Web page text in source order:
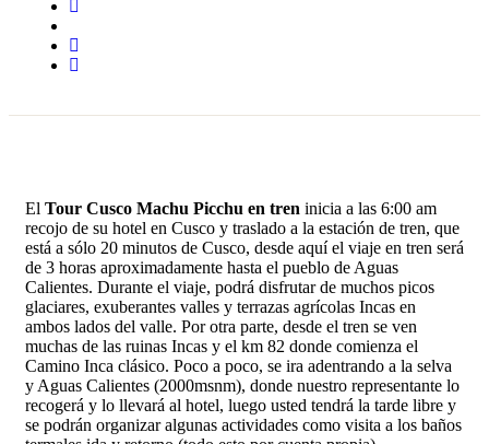
El Tour Cusco Machu Picchu en tren inicia a las 6:00 am
recojo de su hotel en Cusco y traslado a la estación de tren, que
está a sólo 20 minutos de Cusco, desde aquí el viaje en tren será
de 3 horas aproximadamente hasta el pueblo de Aguas
Calientes. Durante el viaje, podrá disfrutar de muchos picos
glaciares, exuberantes valles y terrazas agrícolas Incas en
ambos lados del valle. Por otra parte, desde el tren se ven
muchas de las ruinas Incas y el km 82 donde comienza el
Camino Inca clásico. Poco a poco, se ira adentrando a la selva
y Aguas Calientes (2000msnm), donde nuestro representante lo
recogerá y lo llevará al hotel, luego usted tendrá la tarde libre y
se podrán organizar algunas actividades como visita a los baños